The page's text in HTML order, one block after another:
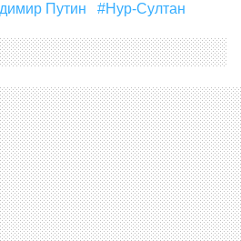
Путин #Нур-Султан